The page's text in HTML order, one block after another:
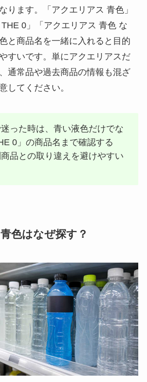
ります。「アクエリアス 青色」
THE 0」「アクエリアス 青色 な
と商品名を一緒に入れると目的
すいです。単にアクエリアスだ
通常品や過去商品の情報も混ざ
してください。
った時は、青い液色だけでな
0」の商品名まで確認する
品との取り違えを避けやすい
色はなぜ探す？